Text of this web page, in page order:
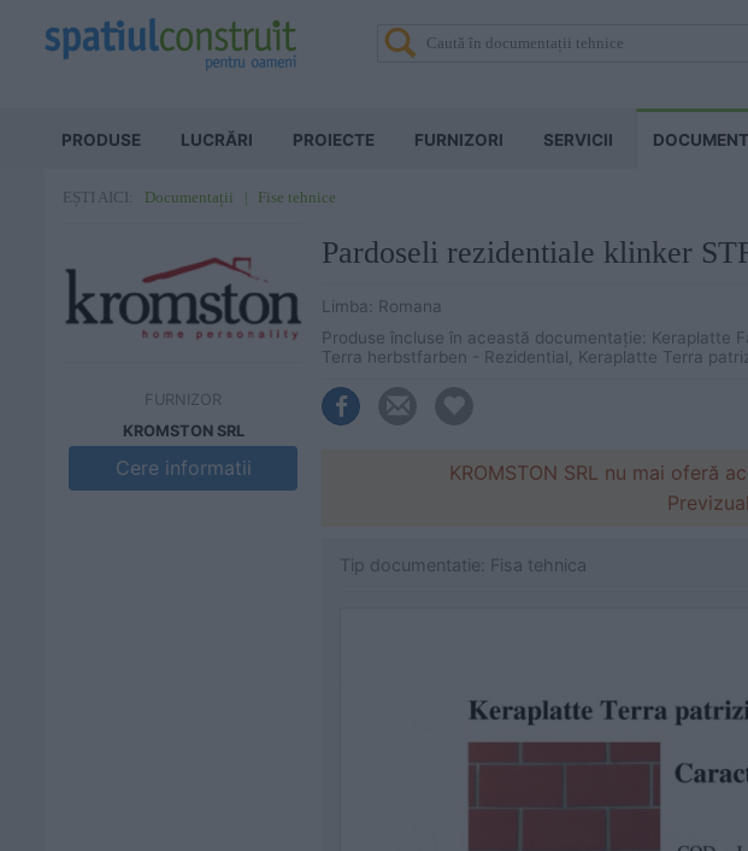
PRODUSE LUCRĂRI PROIECTE FURNIZORI SERVICII
EȘTI AICI: Documentații Fise tehnice
FURNIZOR
KROMSTON SRL
Cere informatii
Pardoseli rezidentiale klinker
Limba: Romana
Produse încluse în această documentație: Keraplatte
Terra herbstfarben - Rezidential, Keraplatte Terra
KROMSTON SRL nu mai oferă
Tip documentatie: Fisa tehnica